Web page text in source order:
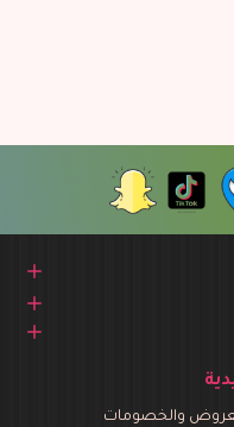
والخصومات